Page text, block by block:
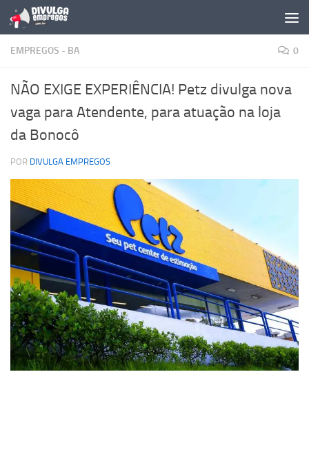
Skip to content
EMPREGOS - BA 0
NÃO EXIGE EXPERIÊNCIA! Petz divulga nova
vaga para Atendente, para atuação na loja
da Bonocô
POR DIVULGA EMPREGOS